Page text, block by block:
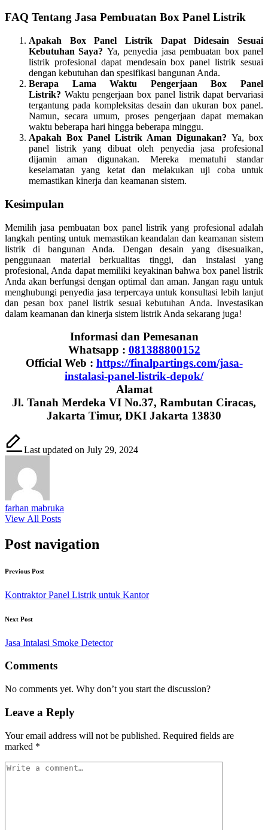
FAQ Tentang Jasa Pembuatan Box Panel Listrik
Apakah Box Panel Listrik Dapat Didesain Sesuai
Kebutuhan Saya? Ya, penyedia jasa pembuatan box panel
listrik profesional dapat mendesain box panel listrik sesuai
dengan kebutuhan dan spesifikasi bangunan Anda.
Berapa Lama Waktu Pengerjaan Box Panel
Listrik? Waktu pengerjaan box panel listrik dapat bervariasi
tergantung pada kompleksitas desain dan ukuran box panel.
Namun, secara umum, proses pengerjaan dapat memakan
waktu beberapa hari hingga beberapa minggu.
Apakah Box Panel Listrik Aman Digunakan? Ya, box
panel listrik yang dibuat oleh penyedia jasa profesional
dijamin aman digunakan. Mereka mematuhi standar
keselamatan yang ketat dan melakukan uji coba untuk
memastikan kinerja dan keamanan sistem.
Kesimpulan
Memilih jasa pembuatan box panel listrik yang profesional adalah
langkah penting untuk memastikan keandalan dan keamanan sistem
listrik di bangunan Anda. Dengan desain yang disesuaikan,
penggunaan material berkualitas tinggi, dan instalasi yang
profesional, Anda dapat memiliki keyakinan bahwa box panel listrik
Anda akan berfungsi dengan optimal dan aman. Jangan ragu untuk
menghubungi penyedia jasa terpercaya untuk konsultasi lebih lanjut
dan pesan box panel listrik sesuai kebutuhan Anda. Investasikan
dalam keamanan dan kinerja sistem listrik Anda sekarang juga!
Informasi dan Pemesanan
Whatsapp : 081388800152
Official Web : https://finalpartings.com/jasa-
instalasi-panel-listrik-depok/
Alamat
Jl. Tanah Merdeka VI No.37, Rambutan Ciracas,
Jakarta Timur, DKI Jakarta 13830
Last updated on July 29, 2024
farhan mabruka
View All Posts
Post navigation
Previous Post
Kontraktor Panel Listrik untuk Kantor
Next Post
Jasa Intalasi Smoke Detector
Comments
No comments yet. Why don’t you start the discussion?
Leave a Reply
Your email address will not be published. Required fields are
marked *